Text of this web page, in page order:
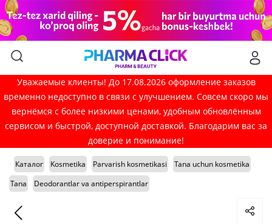
Уважаемые клиенты! До 17.08.2026 оформление заказов
временно недоступно в связи с улучшением. Совсем скоро мы
вернёмся с более низкими ценами, удобным обновлённым
сервисом и быстрой, доступной доставкой. Благодарим вас за
доверие и понимание!
Каталог Kosmetika Parvarish kosmetikasi
Tana uchun kosmetika
Tana
Deodorantlar va antiperspirantlar